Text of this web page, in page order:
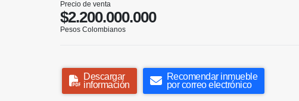
Precio de venta
$2.200.000.000
Pesos Colombianos
Descargar
información
Recomendar inmueble
por correo electrónico